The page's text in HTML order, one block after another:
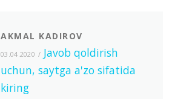
AKMAL KADIROV
03.04.2020
Javob qoldirish
uchun, saytga a'zo sifatida
kiring